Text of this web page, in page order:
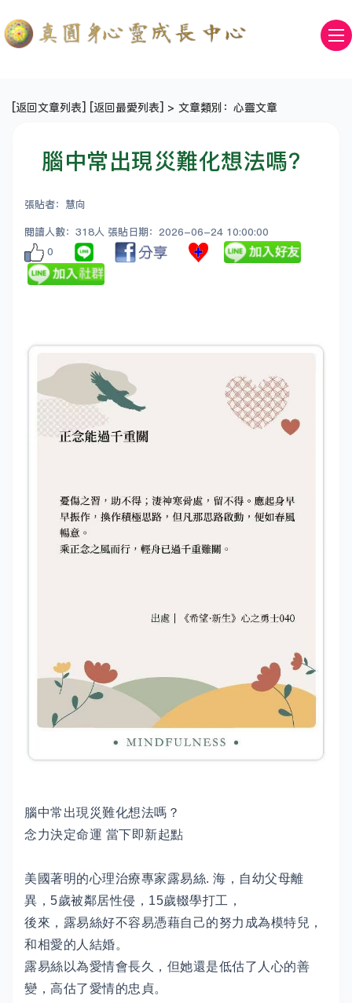
[返回文章列表] [返回最愛列表] > 文章類別：心靈文章
腦中常出現災難化想法嗎？
張貼者：慧向
閱讀人數：318人 張貼日期：2026-06-24 10:00:00
0
腦中常出現災難化想法嗎？
念力決定命運 當下即新起點
美國著明的心理治療專家露易絲. 海，自幼父母離
異，5歲被鄰居性侵，15歲輟學打工，
後來，露易絲好不容易憑藉自己的努力成為模特兒，
和相愛的人結婚。
露易絲以為愛情會長久，但她還是低估了人心的善
變，高估了愛情的忠貞。